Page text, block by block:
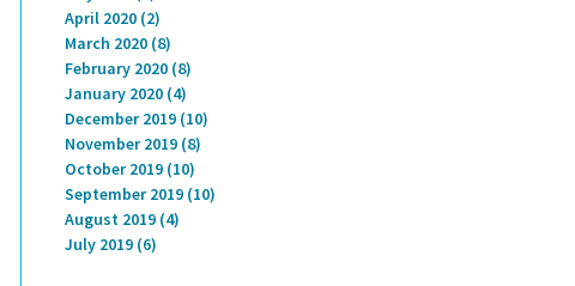
April 2020 (2)
March 2020 (8)
February 2020 (8)
January 2020 (4)
December 2019 (10)
November 2019 (8)
October 2019 (10)
September 2019 (10)
August 2019 (4)
July 2019 (6)